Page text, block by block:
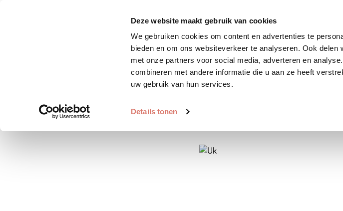
Deze website maakt gebruik van cookies
We gebruiken cookies om content en advertenties te
bieden en om ons websiteverkeer te analyseren. Ook
met onze partners voor social media, adverteren en
combineren met andere informatie die u aan ze heeft
uw gebruik van hun services.
Details tonen
Zoek huisdier Plaats huisdier Hoe werkt het?